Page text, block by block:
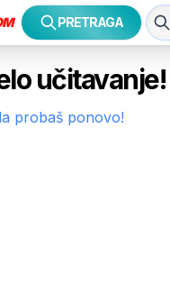
PRETRAGA
učitavanje!
probaš ponovo!